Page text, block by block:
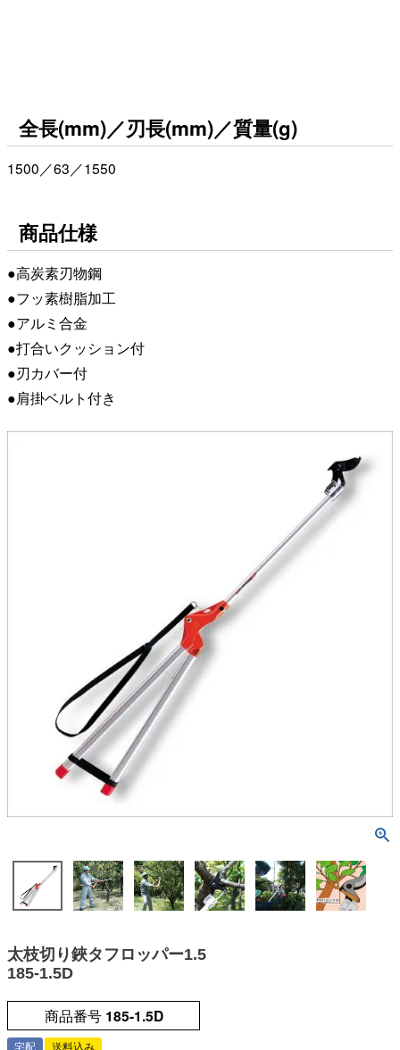
全長(mm)／刃長(mm)／質量(g)
1500／63／1550
商品仕様
●高炭素刃物鋼
●フッ素樹脂加工
●アルミ合金
●打合いクッション付
●刃カバー付
●肩掛ベルト付き
太枝切り鋏タフロッパー1.5
185-1.5D
商品番号 185-1.5D
宅配 送料込み